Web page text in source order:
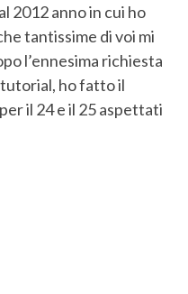
2012 anno in cui ho
tantissime di voi mi
l’ennesima richiesta
ho fatto il
il 24 e il 25 aspettati